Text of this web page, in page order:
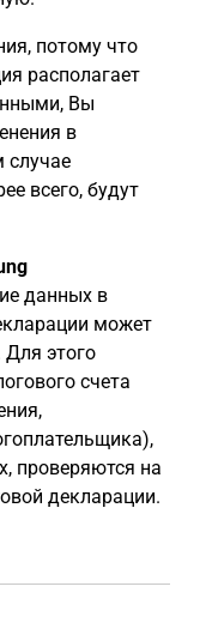
потому что
располагает
Вы
в
случае
всего, будут
данных в
может
этого
счета
проверяются на
декларации.